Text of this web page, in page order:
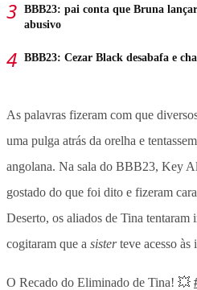
BBB23: pai conta que Bruna
abusivo
BBB23: Cezar Black desabafa e
As palavras fizeram com que
uma pulga atrás da orelha e
angolana. Na sala do BBB23, Key
gostado do que foi dito e fizeram
Deserto, os aliados de Tina tentaram
cogitaram que a sisterteve acesso às
O Recado do Eliminado de Tina! 💥